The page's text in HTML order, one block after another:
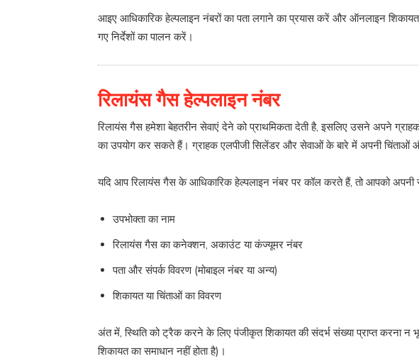
आइए आधिकारिक हेल्पलाइन नंबरों का पता लगाने का प्रयास करें और ऑनलाइन
गए निर्देशों का पालन करें।
रिलायंस गैस हेल्पलाइन नंबर
रिलायंस गैस हमेशा बेहतरीन सेवाएं देने को प्राथमिकता देती है, इसलिए उसने अपने
का उपयोग कर सकते हैं। ग्राहक एलपीजी सिलेंडर और सेवाओं के बारे में अपनी
यदि आप रिलायंस गैस के आधिकारिक हेल्पलाइन नंबर पर कॉल करते हैं, तो आपको अपनी
उपभोक्ता का नाम
रिलायंस गैस का कनेक्शन, अकाउंट या कंज्यूमर नंबर
पता और संपर्क विवरण (मोबाइल नंबर या अन्य)
शिकायत या चिंताओं का विवरण
अंत में, स्थिति को ट्रैक करने के लिए पंजीकृत शिकायत की संदर्भ संख्या प्राप्त करना
शिकायत का समाधान नहीं होता है)।